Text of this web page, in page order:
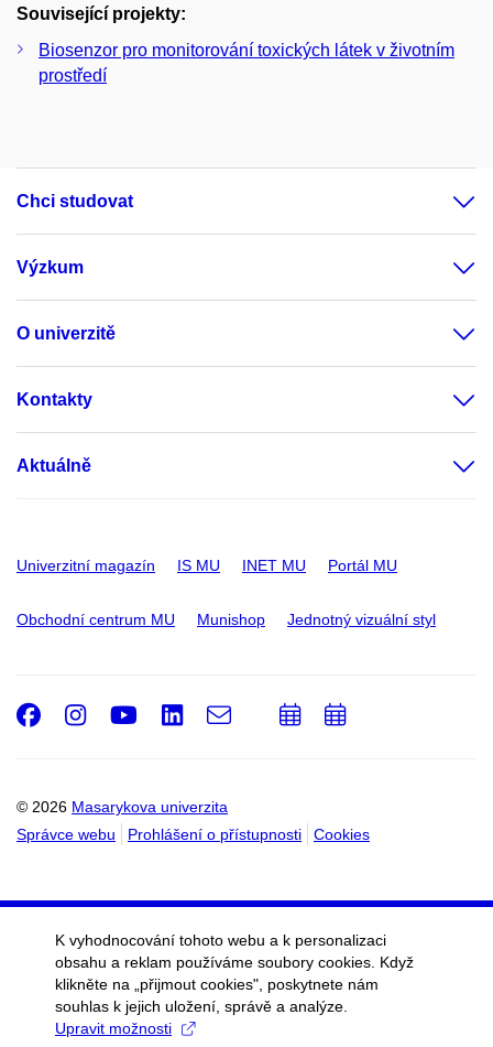
Související projekty:
Biosenzor pro monitorování toxických látek v životním
prostředí
Chci studovat
Výzkum
O univerzitě
Kontakty
Aktuálně
Univerzitní magazín IS MU INET MU Portál MU
Obchodní centrum MU Munishop Jednotný vizuální styl
© 2026 Masarykova univerzita
Správce webu
Prohlášení o přístupnosti Cookies
Facebook
Instagram
Youtube
LinkedIn
e-
Email
PřidatPřidat
K vyhodnocování tohoto webu a k personalizaci
obsahu a reklam používáme soubory cookies. Když
klikněte na „přijmout cookies", poskytnete nám
souhlas k jejich uložení, správě a analýze.
Upravit možnosti